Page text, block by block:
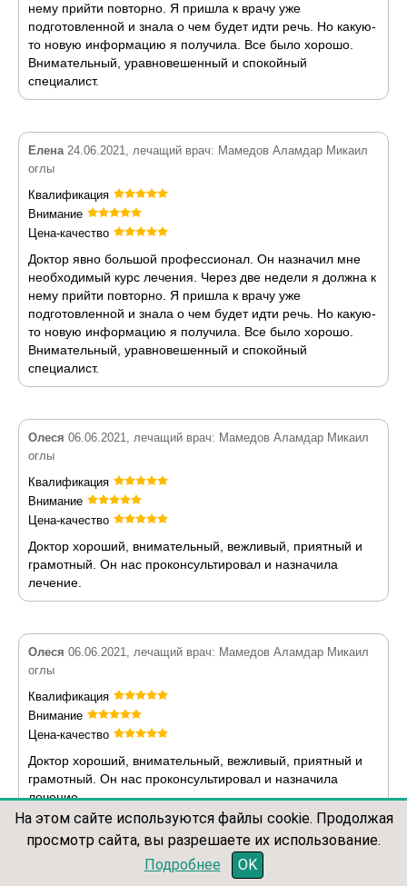
нему прийти повторно. Я пришла к врачу уже
подготовленной и знала о чем будет идти речь. Но какую-
то новую информацию я получила. Все было хорошо.
Внимательный, уравновешенный и спокойный
специалист.
Елена24.06.2021, лечащий врач: Мамедов Аламдар Микаил
оглы
Квалификация
Внимание
Цена-качество
Доктор явно большой профессионал. Он назначил мне
необходимый курс лечения. Через две недели я должна к
нему прийти повторно. Я пришла к врачу уже
подготовленной и знала о чем будет идти речь. Но какую-
то новую информацию я получила. Все было хорошо.
Внимательный, уравновешенный и спокойный
специалист.
Олеся 06.06.2021, лечащий врач: Мамедов Аламдар Микаил
оглы
Квалификация
Внимание
Цена-качество
Доктор хороший, внимательный, вежливый, приятный и
грамотный. Он нас проконсультировал и назначила
лечение.
Олеся 06.06.2021, лечащий врач: Мамедов Аламдар Микаил
оглы
Квалификация
Внимание
Цена-качество
Доктор хороший, внимательный, вежливый, приятный и
грамотный. Он нас проконсультировал и назначила
лечение.
29.04.2021, лечащий врач: Мамедов Аламдар Микаил
записаться по телефону
На этом сайте используются файлы cookie. Продолжая
просмотр сайта, вы разрешаете их использование.
Подробнее
OK